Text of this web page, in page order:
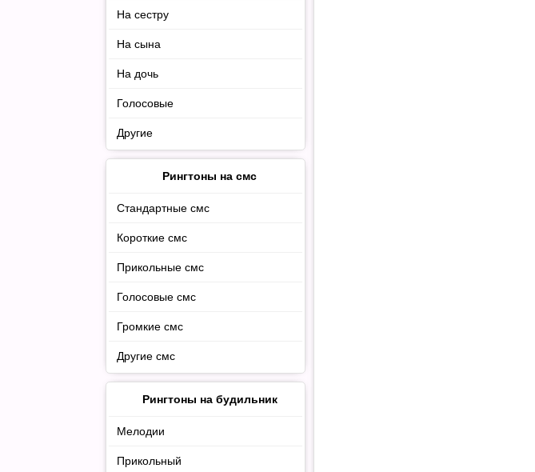
На сестру
На сына
На дочь
Голосовые
Другие
Рингтоны на смс
Стандартные смс
Короткие смс
Прикольные смс
Голосовые смс
Громкие смс
Другие смс
Рингтоны на будильник
Мелодии
Прикольный